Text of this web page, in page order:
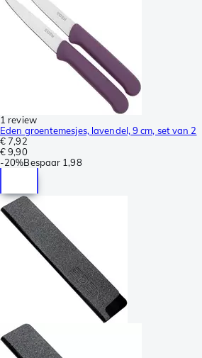
1 review
Eden groentemesjes, lavendel, 9 cm, set van 2
€ 7,92
€ 9,90
-20%Bespaar 1,98